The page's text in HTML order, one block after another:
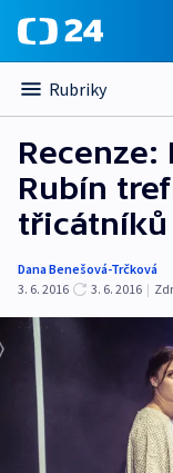
Rubriky
Recenze:
Rubín
třicátníků
Dana Benešová-Trčková
3. 6. 2016
3. 6. 2016 |